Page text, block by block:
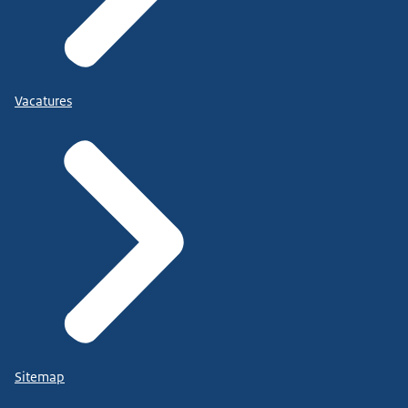
Vacatures
Sitemap